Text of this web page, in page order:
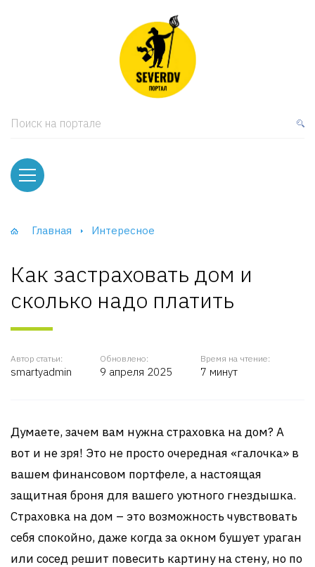
Поиск на портале
Главная Интересное
Как застраховать дом и
сколько надо платить
Автор статьи:
smartyadmin
Обновлено:
9 апреля 2025
Время на чтение:
7 минут
Думаете, зачем вам нужна страховка на дом? А
вот и не зря! Это не просто очередная «галочка» в
вашем финансовом портфеле, а настоящая
защитная броня для вашего уютного гнездышка.
Страховка на дом – это возможность чувствовать
себя спокойно, даже когда за окном бушует ураган
или сосед решит повесить картину на стену, но по
и тумбы